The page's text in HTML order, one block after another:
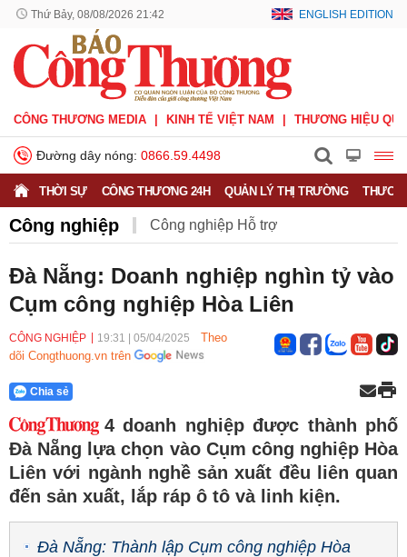
Thứ Bảy, 08/08/2026 21:42 ENGLISH EDITION
CÔNG THƯƠNG MEDIA KINH TẾ VIỆT NAM THƯƠNG HIỆU
Đường dây nóng: 0866.59.4498
THỜI SỰ CÔNG THƯƠNG 24H QUẢN LÝ THỊ TRƯỜNG
Công nghiệp Công nghiệp Hỗ trợ
Công nghiệp nặng
Công nghiệp quốc phòng Khuyến công
Đà Nẵng: Doanh nghiệp nghìn tỷ vào
Cụm công nghiệp Hòa Liên
CÔNG NGHIỆP 19:31 05/04/2025
Theo
dõi Congthuong.vn trên
Chia sẻ
4 doanh nghiệp được thành phố
Đà Nẵng lựa chọn vào Cụm công nghiệp Hòa
Liên với ngành nghề sản xuất đều liên quan
đến sản xuất, lắp ráp ô tô và linh kiện.
Đà Nẵng: Thành lập Cụm công nghiệp Hòa